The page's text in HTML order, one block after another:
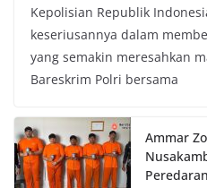
Kepolisian Republik
keseriusannya dalam
yang semakin meresahkan
Bareskrim Polri bersama
Ammar